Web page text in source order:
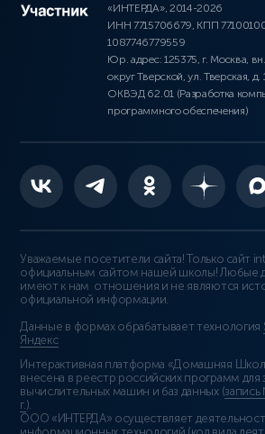
«ИНТЕРДА», 2014-2026
ИНН 7715706679, КПП
1087746779559
Юр. адрес: 125375, г. Москва,
округ Тверской, ул. Тверская, д.
ОКВЭД 62.01 (Разработка
программного обеспечения)
Уважаемые посетители сайта! Только сайт
официальным сайтом нашей школы! Любые
имеют к нам отношения и не являются
официальной информации.
Данные в формах обрабатывает технология
Яндекс
Интерактивная платформа «Домашняя
внесена в реестр российских программ для
вычислительных машин и баз данных (запись
г.).
ООО «ИНТЕРДА» осуществляет